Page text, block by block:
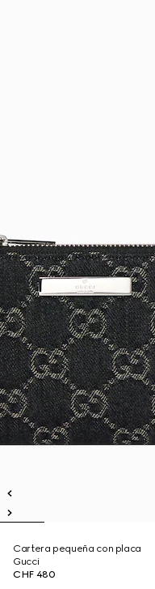
Cartera pequeña con placa
Gucci
CHF 480